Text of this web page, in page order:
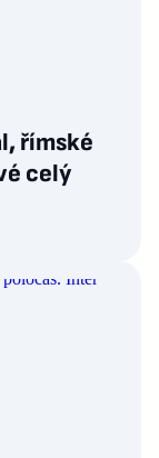
římské
celý